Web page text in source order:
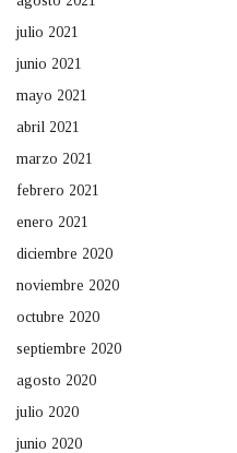
julio 2021
junio 2021
mayo 2021
abril 2021
marzo 2021
febrero 2021
enero 2021
diciembre 2020
noviembre 2020
octubre 2020
septiembre 2020
agosto 2020
julio 2020
junio 2020